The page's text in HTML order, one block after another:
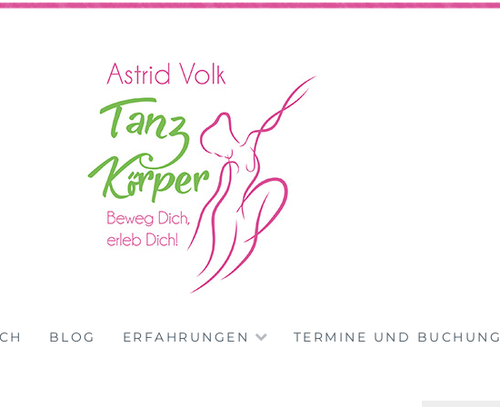
– Astrid Volk
BLOG ERFAHRUNGEN TERMINE UND BUCHUNG